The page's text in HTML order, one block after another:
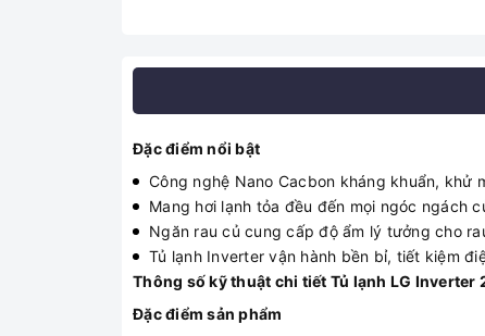
Đặc điểm nổi bật
Công nghệ Nano Cacbon kháng khuẩn, khử
Mang hơi lạnh tỏa đều đến mọi ngóc ngách
Ngăn rau củ cung cấp độ ẩm lý tưởng cho
Tủ lạnh Inverter vận hành bền bỉ, tiết kiệm
Thông số kỹ thuật chi tiết Tủ lạnh LG Inverter
Đặc điểm sản phẩm